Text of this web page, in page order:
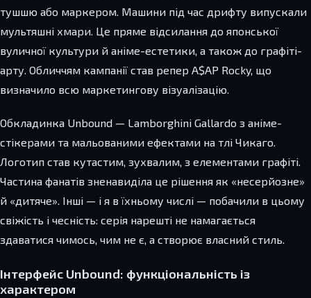
тушшю або маркером. Машини під час дрифту випускали
мультяшні хмари. Це пряме відсилання до японської
вуличної культури й аніме-естетики, а також до графіті-
арту. Обличчям кампанії став репер A$AP Rocky, що
визначило всю маркетингову візуалізацію.
Обкладинка Unbound — Lamborghini Gallardo з аніме-
стікерами та мальованими ефектами на тлі Чикаго.
Логотип став кутастим, зухвалим, з елементами графіті.
Частина фанатів зненавиділа це рішення як «несерйозне»
й «дитяче». Інші — і я в їхньому числі — побачили в цьому
свіжість і чесність: серія нарешті не намагається
здаватися чимось, чим не є, а створює власний стиль.
Інтерфейс Unbound: функціональність із
характером